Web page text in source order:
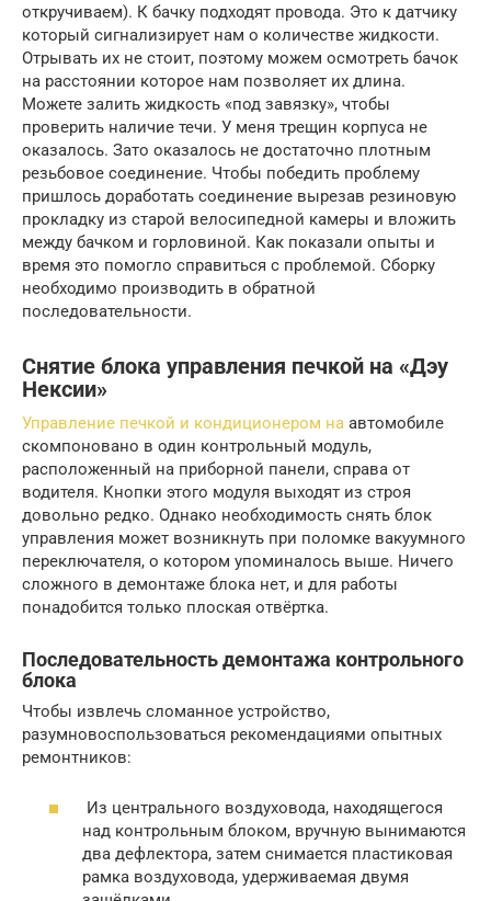
откручиваем). К бачку подходят провода. Это к датчику
который сигнализирует нам о количестве жидкости.
Отрывать их не стоит, поэтому можем осмотреть бачок
на расстоянии которое нам позволяет их длина.
Можете залить жидкость «под завязку», чтобы
проверить наличие течи. У меня трещин корпуса не
оказалось. Зато оказалось не достаточно плотным
резьбовое соединение. Чтобы победить проблему
пришлось доработать соединение вырезав резиновую
прокладку из старой велосипедной камеры и вложить
между бачком и горловиной. Как показали опыты и
время это помогло справиться с проблемой. Сборку
необходимо производить в обратной
последовательности.
Снятие блока управления печкой на «Дэу
Нексии»
Управление печкой и кондиционером на автомобиле
скомпоновано в один контрольный модуль,
расположенный на приборной панели, справа от
водителя. Кнопки этого модуля выходят из строя
довольно редко. Однако необходимость снять блок
управления может возникнуть при поломке вакуумного
переключателя, о котором упоминалось выше. Ничего
сложного в демонтаже блока нет, и для работы
понадобится только плоская отвёртка.
Последовательность демонтажа контрольного
блока
Чтобы извлечь сломанное устройство,
разумновоспользоваться рекомендациями опытных
ремонтников:
Из центрального воздуховода, находящегося
над контрольным блоком, вручную вынимаются
два дефлектора, затем снимается пластиковая
рамка воздуховода, удерживаемая двумя